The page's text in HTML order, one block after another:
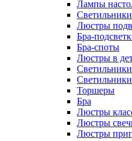
Лампы
Люстры
Бра-
Бра-споты
Люстры в
Торшеры
Бра
Люстры
Люстры
Люстры